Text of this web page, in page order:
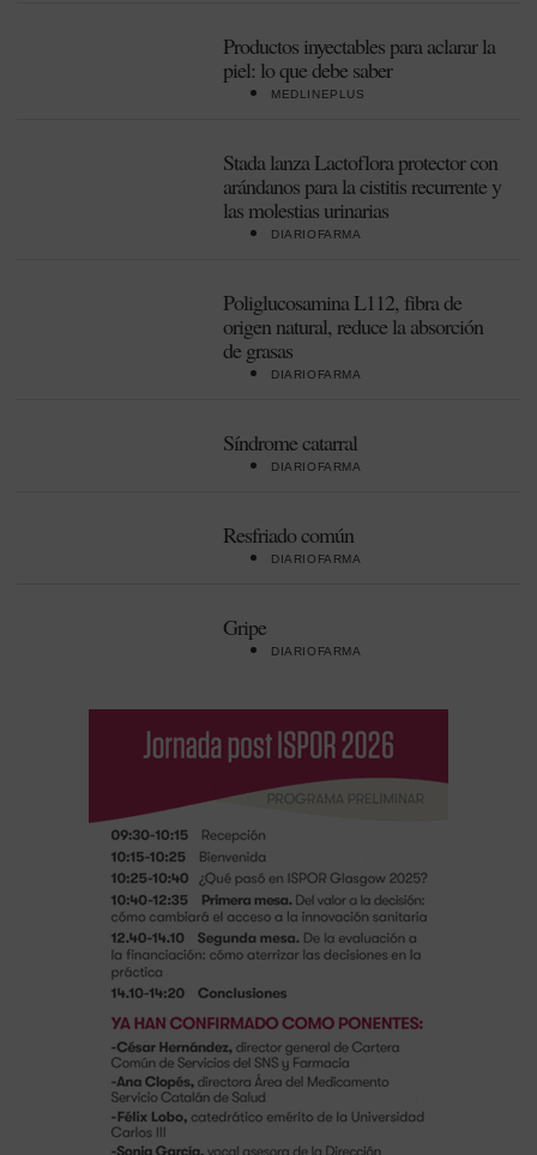
Productos inyectables para aclarar la
piel: lo que debe saber
MEDLINEPLUS
Stada lanza Lactoflora protector con
arándanos para la cistitis recurrente y
las molestias urinarias
DIARIOFARMA
Poliglucosamina L112, fibra de
origen natural, reduce la absorción
de grasas
DIARIOFARMA
Síndrome catarral
DIARIOFARMA
Resfriado común
DIARIOFARMA
Gripe
DIARIOFARMA